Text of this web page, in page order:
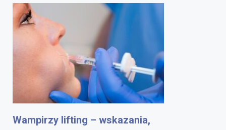
Wampirzy lifting – wskazania,